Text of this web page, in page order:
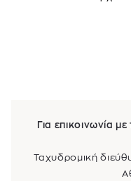
Για επικοινωνία
Ταχυδρομική